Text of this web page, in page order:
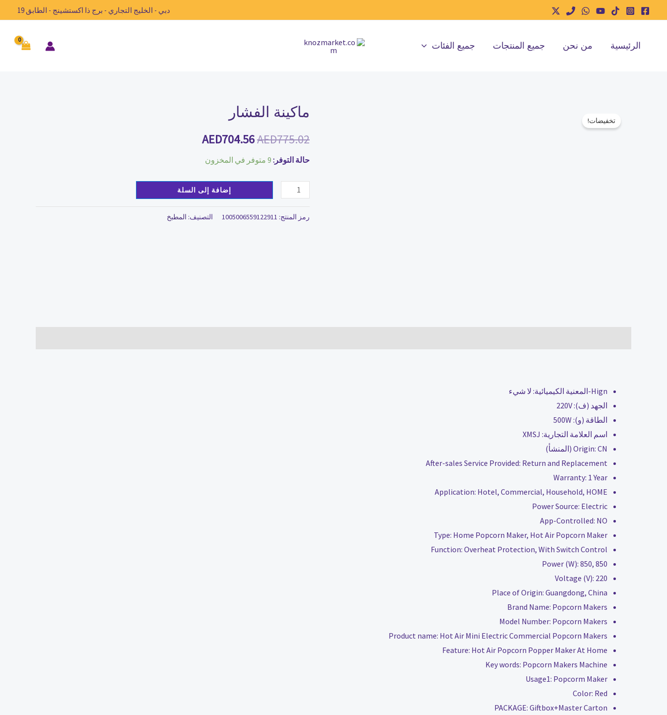
تخطي
إلى
دبي - الخليج التجاري - برج ذا اكستشينج - الطابق 19
الرئيسية من نحن جميع المنتجات جميع الفئات
تخفيضات! ماكينة الفشار
AED775.02
السعر
الأصلي
هو:
AED775.02.
AED704.56
AED704.56.
حالة التوفر: 9 متوفر في المخزون
كمية
الفشار
إضافة إلى السلة
رمز المنتج: 1005006559122911 التصنيف: المطبخ
Hign-المعنية الكيميائية:
لا شيء
الجهد (ف):220V
الطاقة (و): 500W
اسم العلامة التجارية: XMSJ
Origin: CN (المنشأ)
After-sales Service Provided: Return and Replacement
Warranty: 1 Year
Application: Hotel, Commercial, Household, HOME
Power Source: Electric
App-Controlled: NO
Type: Home Popcorn Maker, Hot Air Popcorn Maker
Function: Overheat Protection, With Switch Control
Power (W): 850, 850
Voltage (V): 220
Place of Origin: Guangdong, China
Brand Name: Popcorn Makers
Model Number: Popcorn Makers
Product name: Hot Air Mini Electric Commercial Popcorn Makers
Feature: Hot Air Popcorn Popper Maker At Home
Key words: Popcorn Makers Machine
Usage1: Popcorm Maker
Color: Red
PACKAGE: Giftbox+Master Carton